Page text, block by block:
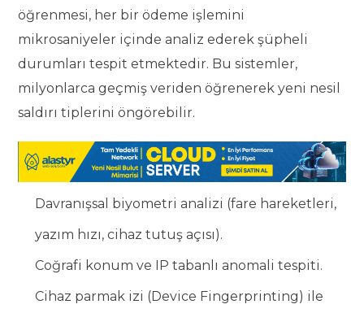
öğrenmesi, her bir ödeme işlemini
mikrosaniyeler içinde analiz ederek şüpheli
durumları tespit etmektedir. Bu sistemler,
milyonlarca geçmiş veriden öğrenerek yeni nesil
saldırı tiplerini öngörebilir.
Davranışsal biyometri analizi (fare hareketleri,
yazım hızı, cihaz tutuş açısı).
Coğrafi konum ve IP tabanlı anomali tespiti.
Cihaz parmak izi (Device Fingerprinting) ile